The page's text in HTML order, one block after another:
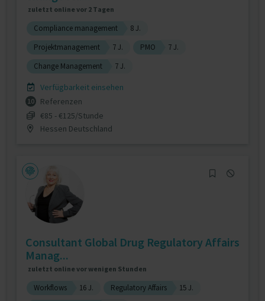
zuletzt online vor 2 Tagen
Compliance management
8 J.
Projektmanagement
7 J. PMO
7 J.
Change Management
7 J.
Verfügbarkeit einsehen
10
Referenzen
€85 - €125/Stunde
Hessen Deutschland
Consultant Global Drug Regulatory Affairs
Manag...
zuletzt online vor wenigen Stunden
Workflows 16 J. Regulatory Affairs
15 J.